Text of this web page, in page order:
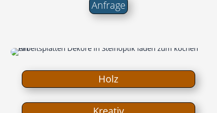
Anfra­ge
Holz